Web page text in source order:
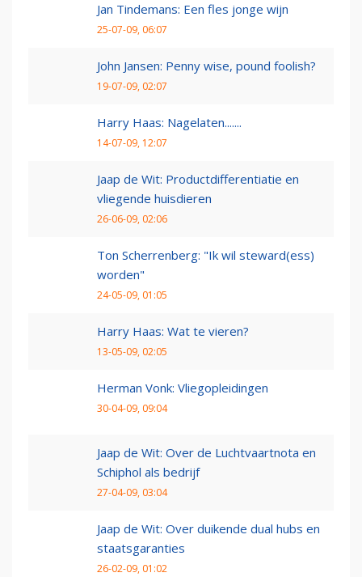
Jan Tindemans: Een fles jonge wijn
25-07-09, 06:07
John Jansen: Penny wise, pound foolish?
19-07-09, 02:07
Harry Haas: Nagelaten.......
14-07-09, 12:07
Jaap de Wit: Productdifferentiatie en
vliegende huisdieren
26-06-09, 02:06
Ton Scherrenberg: "Ik wil steward(ess)
worden"
24-05-09, 01:05
Harry Haas: Wat te vieren?
13-05-09, 02:05
Herman Vonk: Vliegopleidingen
30-04-09, 09:04
Jaap de Wit: Over de Luchtvaartnota en
Schiphol als bedrijf
27-04-09, 03:04
Jaap de Wit: Over duikende dual hubs en
staatsgaranties
26-02-09, 01:02